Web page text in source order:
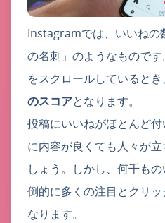
Instagramでは、いいねの
の名刺」のようなもので
をスクロールしているとき、
のスコアとなります。
投稿にいいねがほとんど
に内容が良くても人々が
しょう。しかし、何千も
倒的に多くの注目とクリ
なります。